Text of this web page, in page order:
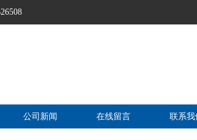
公司新闻 在线留言 联系我